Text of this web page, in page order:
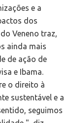
e a
dos
Veneno traz,
ainda mais
de ação de
e Ibama.
o direito à
sustentável e a
seguimos